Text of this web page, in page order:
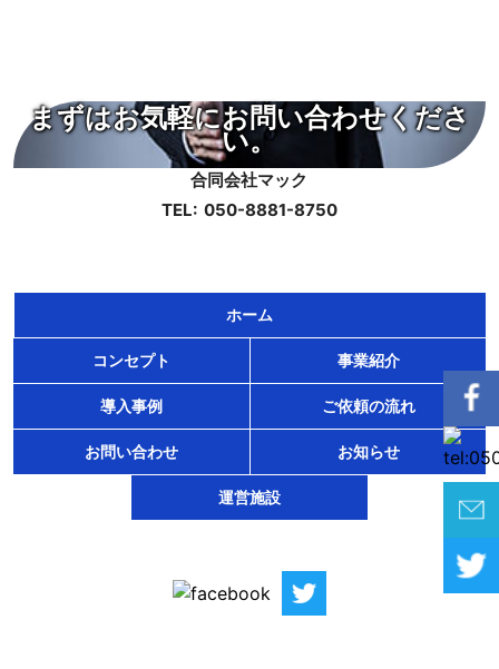
状、命令等によって要求された場合
人の生命、身体または財産の保護のために必要があ
る場合であって、お客様の同意を得ることが困難で
ております。 尚、当社ではお客様によりよいサービスを
提供するため、個人情報を適切に取り扱っていると認めら
れる外部の委託先に、個人情報の取り扱いの一部を委託し
ています。委託先は、委託業務を行なうために必要な範囲
で個人情報を利用します。 この場合当社は、委託先との
間で個人情報の取り扱いについて適切な契約を締結し、適
切な管理を要求いたします。
個人情報保護の重要性について、適時または定期的に適切
な教育を行っております。 また、当社が個人情報を管理
まずはお気軽にお問い合わせくださ
い。
合同会社マック
TEL: 050-8881-8750
ホーム
コンセプト 事業紹介
導入事例 ご依頼の流れ
お問い合わせ お知らせ
運営施設